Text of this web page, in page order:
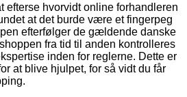
efterse hvorvidt online forhandleren
at det burde være et fingerpeg
efterfølger de gældende danske
fra tid til anden kontrolleres
inden for reglerne. Dette er
at blive hjulpet, for så vidt du får